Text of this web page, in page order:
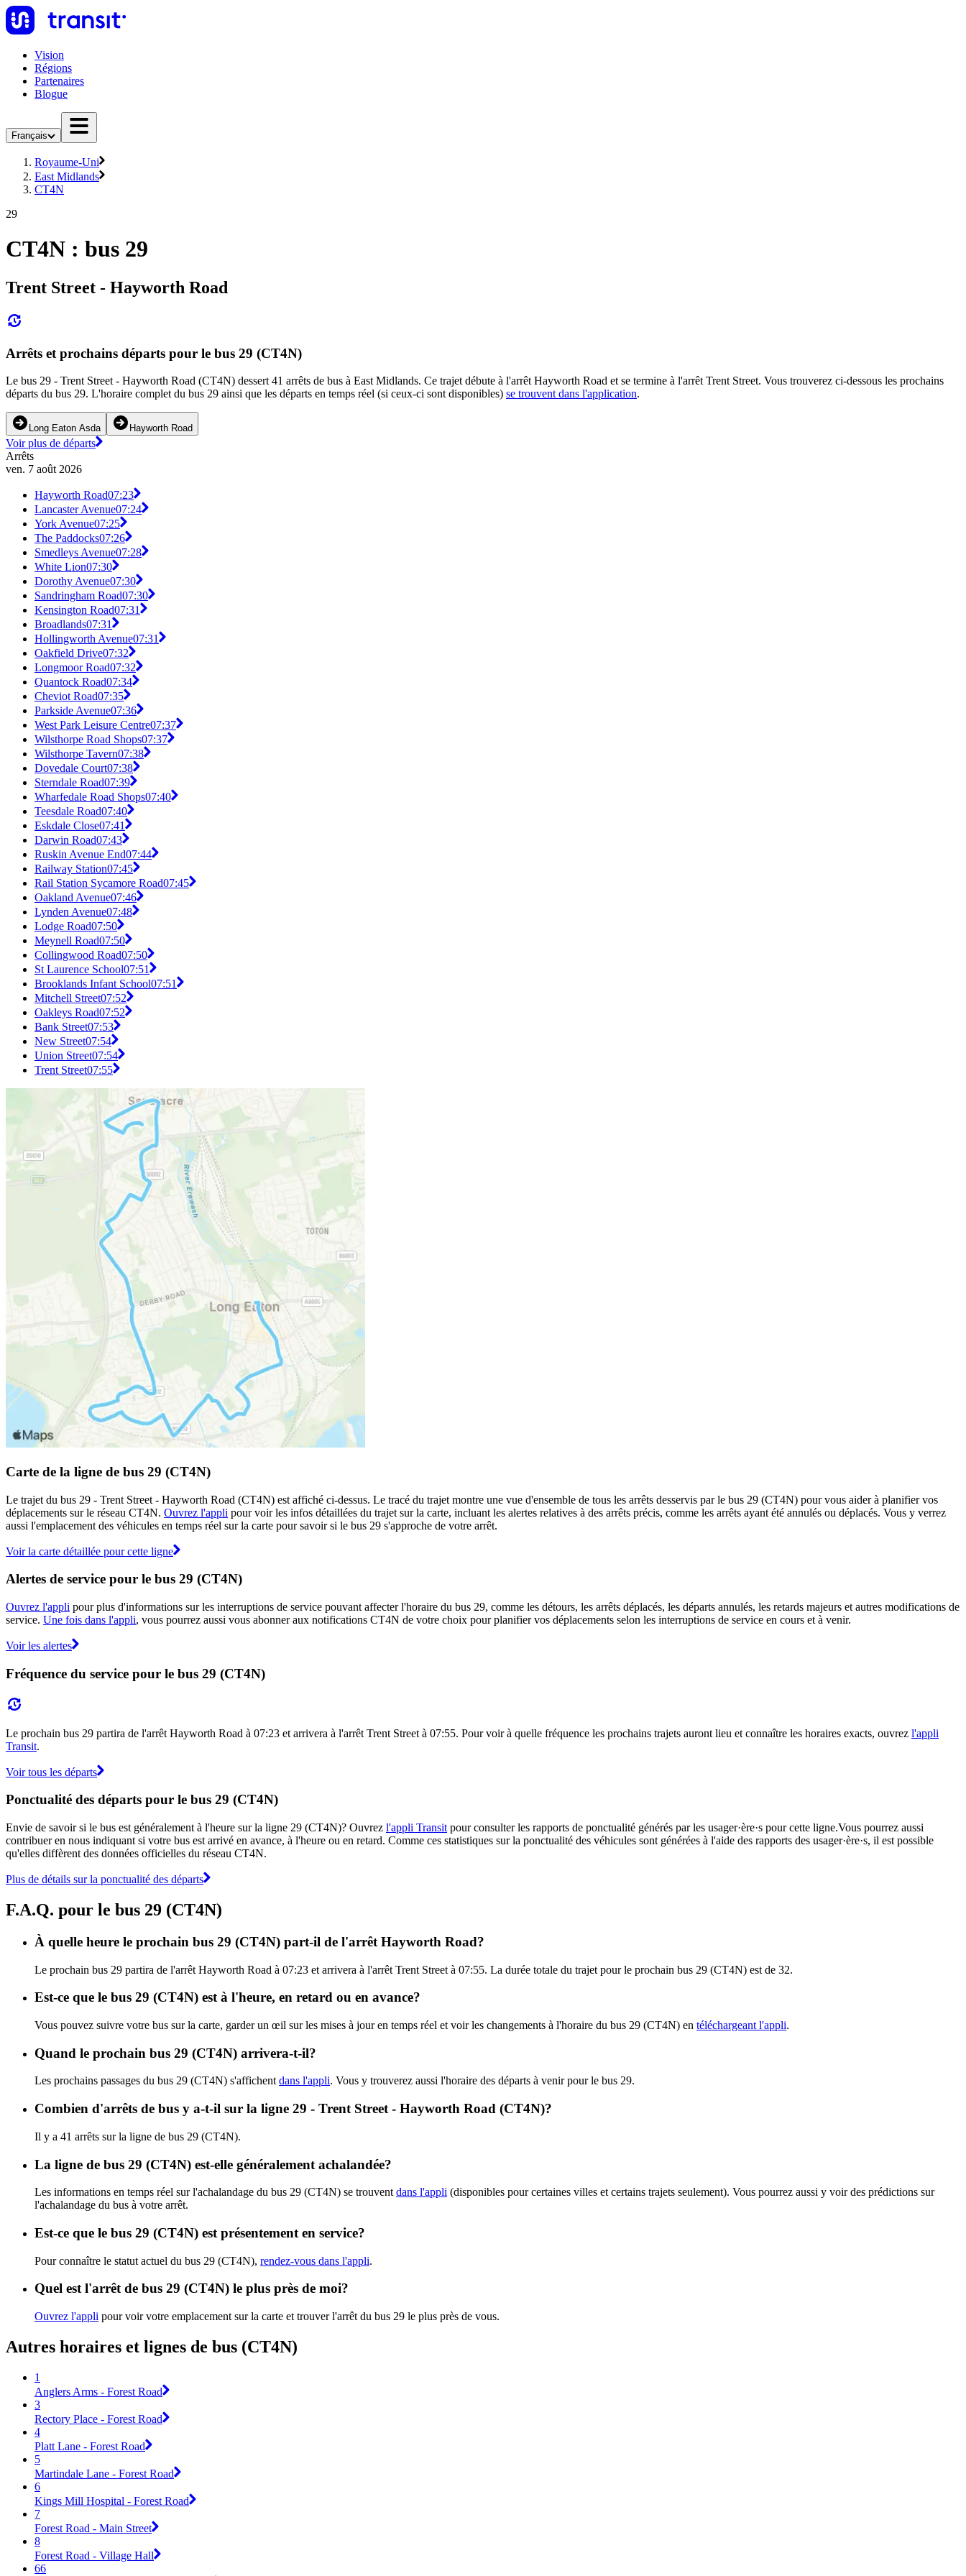
Vision
Régions
Partenaires
Blogue
Français
Royaume-Uni
East Midlands
CT4N
29
CT4N : bus 29
Trent Street - Hayworth Road
Arrêts et prochains départs pour le bus 29 (CT4N)
Le bus 29 - Trent Street - Hayworth Road (CT4N) dessert 41 arrêts de bus à East Midlands. Ce trajet débute à l'arrêt Hayworth Road et se termine à l'arrêt Trent Street. Vous trouverez ci-dessous les prochains
départs du bus 29. L'horaire complet du bus 29 ainsi que les départs en temps réel (si ceux-ci sont disponibles) se trouvent dans l'application.
Long Eaton Asda Hayworth Road
Voir plus de départs
Arrêts
ven. 7 août 2026
Hayworth Road07:23
Lancaster Avenue07:24
York Avenue07:25
The Paddocks07:26
Smedleys Avenue07:28
White Lion07:30
Dorothy Avenue07:30
Sandringham Road07:30
Kensington Road07:31
Broadlands07:31
Hollingworth Avenue07:31
Oakfield Drive07:32
Longmoor Road07:32
Quantock Road07:34
Cheviot Road07:35
Parkside Avenue07:36
West Park Leisure Centre07:37
Wilsthorpe Road Shops07:37
Wilsthorpe Tavern07:38
Dovedale Court07:38
Sterndale Road07:39
Wharfedale Road Shops07:40
Teesdale Road07:40
Eskdale Close07:41
Darwin Road07:43
Ruskin Avenue End07:44
Railway Station07:45
Rail Station Sycamore Road07:45
Oakland Avenue07:46
Lynden Avenue07:48
Lodge Road07:50
Meynell Road07:50
Collingwood Road07:50
St Laurence School07:51
Brooklands Infant School07:51
Mitchell Street07:52
Oakleys Road07:52
Bank Street07:53
New Street07:54
Union Street07:54
Trent Street07:55
Carte de la ligne de bus 29 (CT4N)
Le trajet du bus 29 - Trent Street - Hayworth Road (CT4N) est affiché ci-dessus. Le tracé du trajet montre une vue d'ensemble de tous les arrêts desservis par le bus 29 (CT4N) pour vous aider à planifier vos
déplacements sur le réseau CT4N. Ouvrez l'appli pour voir les infos détaillées du trajet sur la carte, incluant les alertes relatives à des arrêts précis, comme les arrêts ayant été annulés ou déplacés. Vous y verrez
aussi l'emplacement des véhicules en temps réel sur la carte pour savoir si le bus 29 s'approche de votre arrêt.
Voir la carte détaillée pour cette ligne
Alertes de service pour le bus 29 (CT4N)
Ouvrez l'appli pour plus d'informations sur les interruptions de service pouvant affecter l'horaire du bus 29, comme les détours, les arrêts déplacés, les départs annulés, les retards majeurs et autres modifications de
service. Une fois dans l'appli, vous pourrez aussi vous abonner aux notifications CT4N de votre choix pour planifier vos déplacements selon les interruptions de service en cours et à venir.
Voir les alertes
Fréquence du service pour le bus 29 (CT4N)
Le prochain bus 29 partira de l'arrêt Hayworth Road à 07:23 et arrivera à l'arrêt Trent Street à 07:55. Pour voir à quelle fréquence les prochains trajets auront lieu et connaître les horaires exacts, ouvrez l'appli
Transit.
Voir tous les départs
Ponctualité des départs pour le bus 29 (CT4N)
Envie de savoir si le bus est généralement à l'heure sur la ligne 29 (CT4N)? Ouvrez l'appli Transit pour consulter les rapports de ponctualité générés par les usager·ère·s pour cette ligne.Vous pourrez aussi
contribuer en nous indiquant si votre bus est arrivé en avance, à l'heure ou en retard. Comme ces statistiques sur la ponctualité des véhicules sont générées à l'aide des rapports des usager·ère·s, il est possible
qu'elles diffèrent des données officielles du réseau CT4N.
Plus de détails sur la ponctualité des départs
F.A.Q. pour le bus 29 (CT4N)
À quelle heure le prochain bus 29 (CT4N) part-il de l'arrêt Hayworth Road?
Le prochain bus 29 partira de l'arrêt Hayworth Road à 07:23 et arrivera à l'arrêt Trent Street à 07:55. La durée totale du trajet pour le prochain bus 29 (CT4N) est de 32.
Est-ce que le bus 29 (CT4N) est à l'heure, en retard ou en avance?
Vous pouvez suivre votre bus sur la carte, garder un œil sur les mises à jour en temps réel et voir les changements à l'horaire du bus 29 (CT4N) en téléchargeant l'appli.
Quand le prochain bus 29 (CT4N) arrivera-t-il?
Les prochains passages du bus 29 (CT4N) s'affichent dans l'appli. Vous y trouverez aussi l'horaire des départs à venir pour le bus 29.
Combien d'arrêts de bus y a-t-il sur la ligne 29 - Trent Street - Hayworth Road (CT4N)?
Il y a 41 arrêts sur la ligne de bus 29 (CT4N).
La ligne de bus 29 (CT4N) est-elle généralement achalandée?
Les informations en temps réel sur l'achalandage du bus 29 (CT4N) se trouvent dans l'appli (disponibles pour certaines villes et certains trajets seulement). Vous pourrez aussi y voir des prédictions sur
l'achalandage du bus à votre arrêt.
Est-ce que le bus 29 (CT4N) est présentement en service?
Pour connaître le statut actuel du bus 29 (CT4N), rendez-vous dans l'appli.
Quel est l'arrêt de bus 29 (CT4N) le plus près de moi?
Ouvrez l'appli pour voir votre emplacement sur la carte et trouver l'arrêt du bus 29 le plus près de vous.
Autres horaires et lignes de bus (CT4N)
1
Anglers Arms - Forest Road
3
Rectory Place - Forest Road
4
Platt Lane - Forest Road
5
Martindale Lane - Forest Road
6
Kings Mill Hospital - Forest Road
7
Forest Road - Main Street
8
Forest Road - Village Hall
66